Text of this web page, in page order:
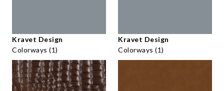
Kravet Design
Colorways (1)
Kravet Design
Colorways (1)